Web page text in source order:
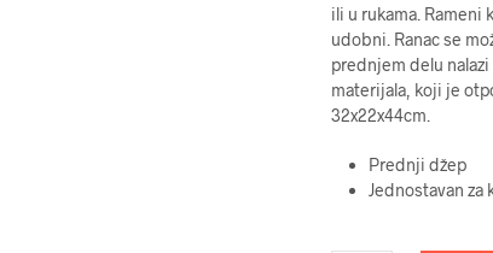
ili u rukama.
udobni. Ranac se
prednjem delu
materijala, koji je
32x22x44cm.
Prednji džep
Jednostavan za